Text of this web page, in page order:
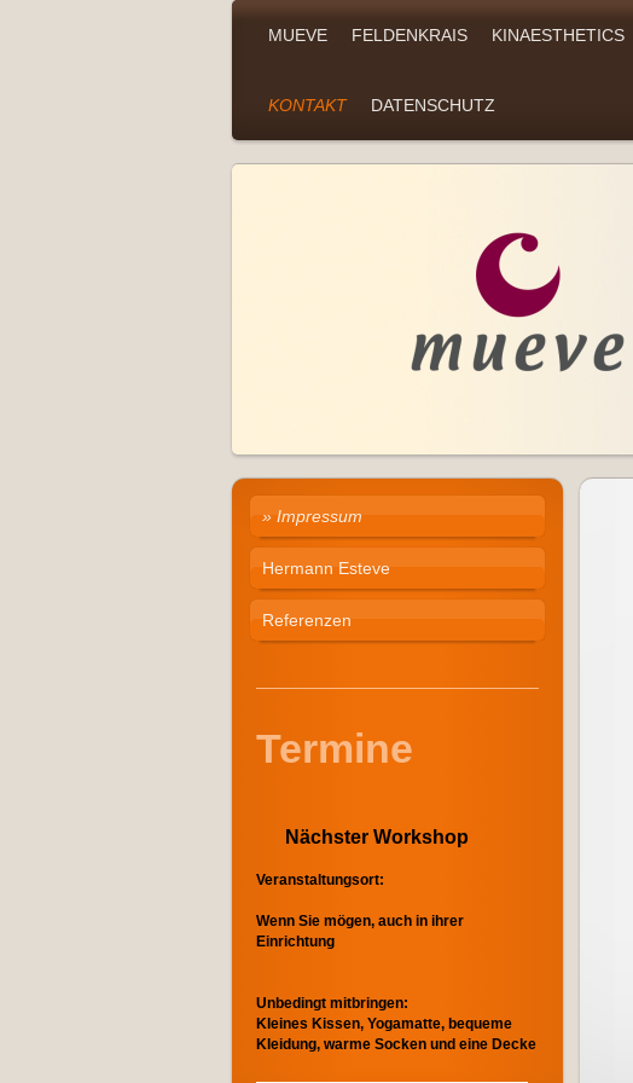
MUEVE FELDENKRAIS KINAESTHETICS
KONTAKT DATENSCHUTZ
Impressum
Hermann Esteve
Referenzen
Termine
Nächster Workshop
Veranstaltungsort:
Wenn Sie mögen, auch in ihrer
Einrichtung
Unbedingt mitbringen:
Kleines Kissen, Yogamatte, bequeme
Kleidung, warme Socken und eine Decke